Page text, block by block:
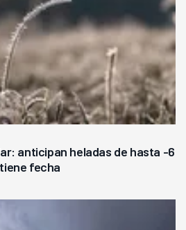
anticipan heladas de hasta -6
fecha